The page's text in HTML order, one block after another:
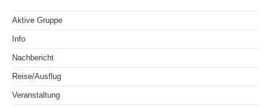
Aktive Gruppe
Info
Nachbericht
Reise/Ausflug
Veranstaltung